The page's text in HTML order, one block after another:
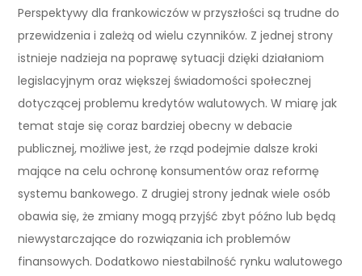
Perspektywy dla frankowiczów w przyszłości są trudne do
przewidzenia i zależą od wielu czynników. Z jednej strony
istnieje nadzieja na poprawę sytuacji dzięki działaniom
legislacyjnym oraz większej świadomości społecznej
dotyczącej problemu kredytów walutowych. W miarę jak
temat staje się coraz bardziej obecny w debacie
publicznej, możliwe jest, że rząd podejmie dalsze kroki
mające na celu ochronę konsumentów oraz reformę
systemu bankowego. Z drugiej strony jednak wiele osób
obawia się, że zmiany mogą przyjść zbyt późno lub będą
niewystarczające do rozwiązania ich problemów
finansowych. Dodatkowo niestabilność rynku walutowego